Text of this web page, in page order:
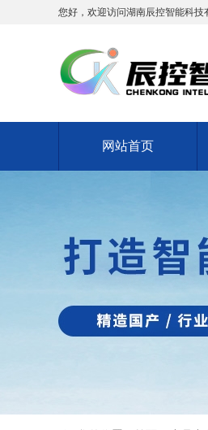
您好，欢迎访问湖南辰控智能科技
网站首页